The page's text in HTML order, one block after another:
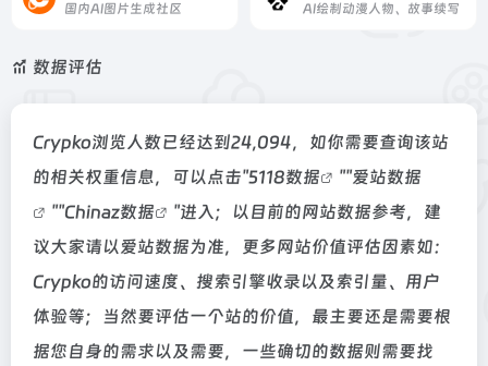
国内AI图片生成社区 AI绘制动漫人物、故事续写
数据评估
Crypko浏览人数已经达到24,094，如你需要查询该站
的相关权重信息，可以点击"5118数据 ""爱站数据
""Chinaz数据
"进入；以目前的网站数据参考，建
议大家请以爱站数据为准，更多网站价值评估因素如：
Crypko的访问速度、搜索引擎收录以及索引量、用户
体验等；当然要评估一个站的价值，最主要还是需要根
据您自身的需求以及需要，一些确切的数据则需要找